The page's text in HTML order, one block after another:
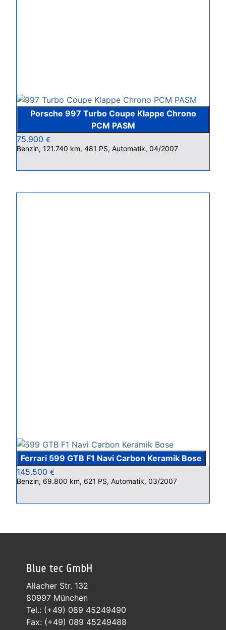
Porsche 997 Turbo Coupe Klappe Chrono
PCM PASM
75.900 €
Benzin, 121.740 km, 481 PS, Automatik, 04/2007
Ferrari 599 GTB F1 Navi Carbon Keramik Bose
145.500 €
Benzin, 69.800 km, 621 PS, Automatik, 03/2007
Blue tec GmbH
Allacher Str. 132
80997 München
Tel.: (+49) 089 45249490
Fax: (+49) 089 45249488